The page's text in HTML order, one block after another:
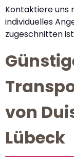
Kontaktiere uns
individuelles
zugeschnitten
von
Lübeck